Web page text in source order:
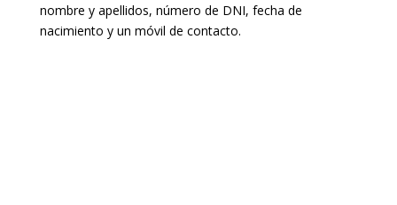
nombre y apellidos, número de DNI, fecha de
nacimiento y un móvil de contacto.